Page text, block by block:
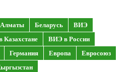
Алматы Беларусь
ВИЭ
ВИЭ в России
Германия Европа
Евросоюз